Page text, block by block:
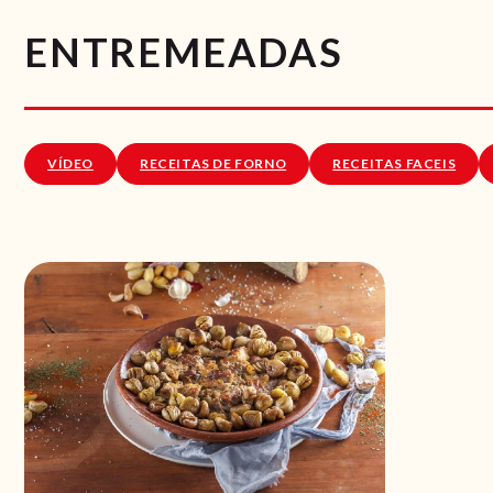
ENTREMEADAS
VÍDEO RECEITAS DE FORNO RECEITAS FACEIS